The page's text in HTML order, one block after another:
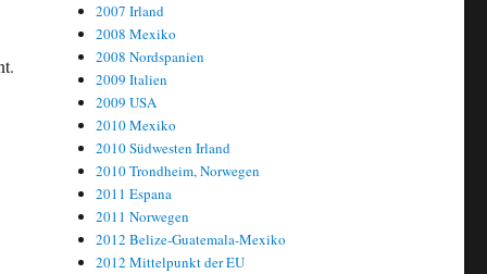
2007 Irland
2008 Mexiko
2008 Nordspanien
2009 Italien
2009 USA
2010 Mexiko
2010 Südwesten Irland
2010 Trondheim, Norwegen
2011 Espana
2011 Norwegen
2012 Belize-Guatemala-Mexiko
2012 Mittelpunkt der EU